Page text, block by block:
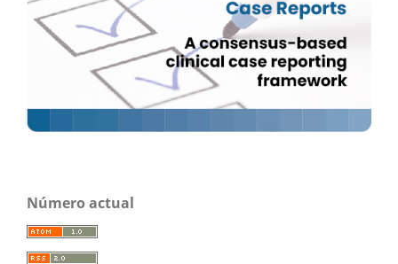
Número actual